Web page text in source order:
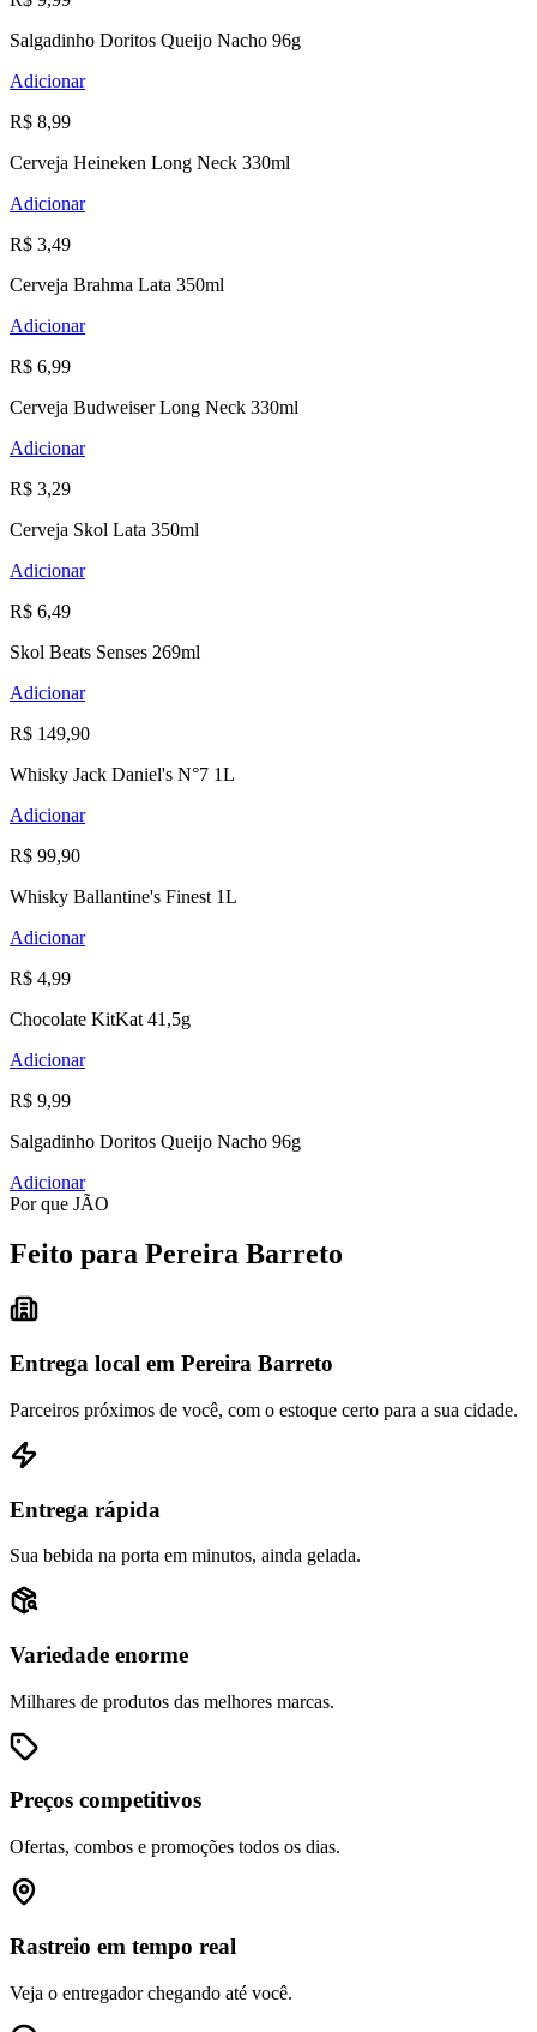
Salgadinho Doritos Queijo Nacho 96g
Adicionar
R$ 8,99
Cerveja Heineken Long Neck 330ml
Adicionar
R$ 3,49
Cerveja Brahma Lata 350ml
Adicionar
R$ 6,99
Cerveja Budweiser Long Neck 330ml
Adicionar
R$ 3,29
Cerveja Skol Lata 350ml
Adicionar
R$ 6,49
Skol Beats Senses 269ml
Adicionar
R$ 149,90
Whisky Jack Daniel's N°7 1L
Adicionar
R$ 99,90
Whisky Ballantine's Finest 1L
Adicionar
R$ 4,99
Chocolate KitKat 41,5g
Adicionar
R$ 9,99
Salgadinho Doritos Queijo Nacho 96g
Adicionar
Por que JÃO
Feito para Pereira Barreto
Entrega local em Pereira Barreto
Parceiros próximos de você, com o estoque certo para a sua cidade.
Entrega rápida
Sua bebida na porta em minutos, ainda gelada.
Variedade enorme
Milhares de produtos das melhores marcas.
Preços competitivos
Ofertas, combos e promoções todos os dias.
Rastreio em tempo real
Veja o entregador chegando até você.